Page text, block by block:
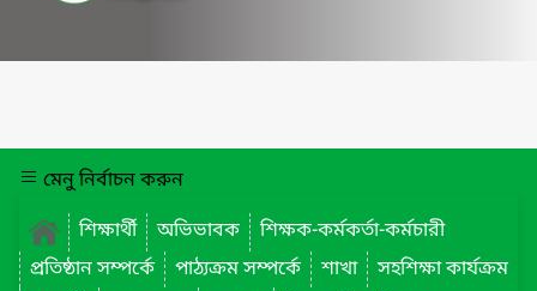
মেনু নির্বাচন করুন
শিক্ষার্থী
অভিভাবক
শিক্ষক-কর্মকর্তা-কর্মচারী
প্রতিষ্ঠান সম্পর্কে
পাঠ্যক্রম সম্পর্কে শাখা
সহশিক্ষা কার্যক্রম